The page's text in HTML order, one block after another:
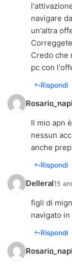
navigare
un'altra
Credo che
Rispondi
Il mio apn
nessun
anche
Rispondi
Delleral15
figli di
navigato in
Rispondi